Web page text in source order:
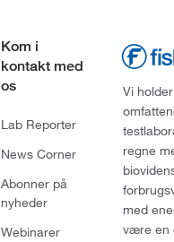
Kom i
kontakt med
os
Lab Reporter
News Corner
Abonner på
nyheder
Webinarer
Vi
regne
med
være en